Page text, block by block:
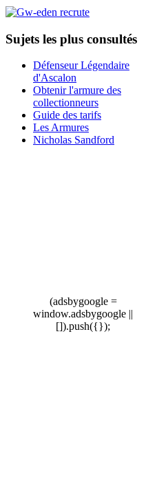
Sujets les plus consultés
Défenseur Légendaire
d'Ascalon
Obtenir l'armure des
collectionneurs
Guide des tarifs
Les Armures
Nicholas Sandford
(adsbygoogle =
window.adsbygoogle ||
[]).push({});